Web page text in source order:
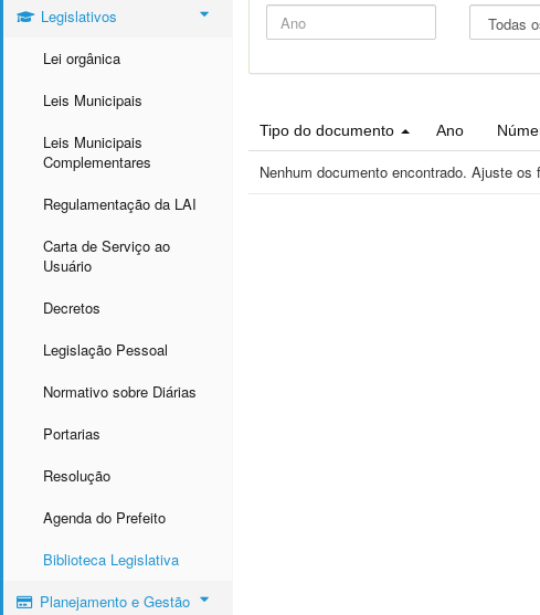
Legislativos
Lei orgânica
Leis Municipais
Leis Municipais
Complementares
Regulamentação da LAI
Carta de Serviço ao
Usuário
Decretos
Legislação Pessoal
Normativo sobre Diárias
Portarias
Resolução
Agenda do Prefeito
Biblioteca Legislativa
Planejamento e Gestão
Tipo do documento Ano
Nenhum documento encontrado. Ajuste os